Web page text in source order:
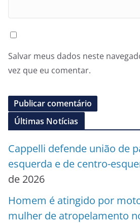
Salvar meus dados neste
vez que eu comentar.
Últimas Notícias
Cappelli defende união de
esquerda e de centro-
de 2026
Homem é atingido por
mulher de atropelamento